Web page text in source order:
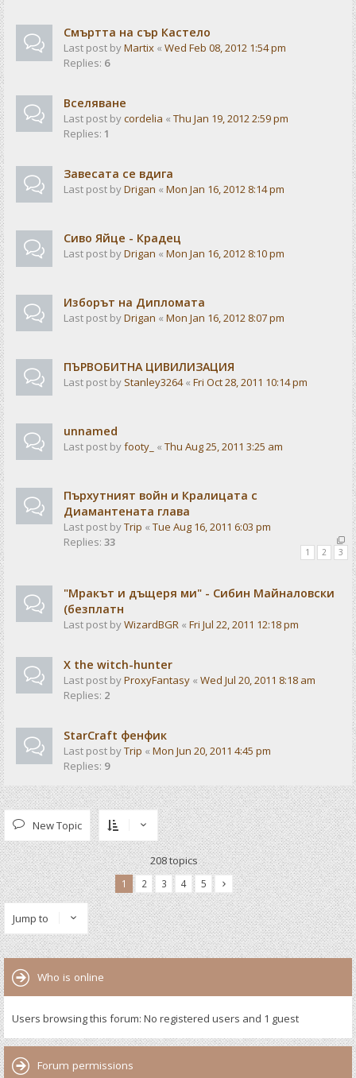
Смъртта на сър Кастело
Last post byMartix « Wed Feb 08, 2012 1:54 pm
Replies: 6
Вселяване
Last post bycordelia « Thu Jan 19, 2012 2:59 pm
Replies: 1
Завесата се вдига
Last post byDrigan « Mon Jan 16, 2012 8:14 pm
Сиво Яйце - Крадец
Last post byDrigan « Mon Jan 16, 2012 8:10 pm
Изборът на Дипломата
Last post byDrigan « Mon Jan 16, 2012 8:07 pm
ПЪРВОБИТНА ЦИВИЛИЗАЦИЯ
Last post by Stanley3264« Fri Oct 28, 2011 10:14 pm
unnamed
Last post byfooty_ « Thu Aug 25, 2011 3:25 am
Пърхутният войн и Кралицата с
Диамантената глава
Last post byTrip « Tue Aug 16, 2011 6:03 pm
Replies: 33
1 2 3
"Мракът и дъщеря ми" - Сибин Майналовски
(безплатн
Last post byWizardBGR « Fri Jul 22, 2011 12:18 pm
X the witch-hunter
Last post byProxyFantasy « Wed Jul 20, 2011 8:18 am
Replies: 2
StarCraft фенфик
Last post byTrip « Mon Jun 20, 2011 4:45 pm
Replies: 9
New Topic
208 topics
1 2 3 4 5
Jump to
Who is online
Users browsing this forum: No registered users and 1 guest
Forum permissions